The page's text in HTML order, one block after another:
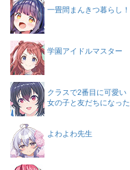
一畳間まんきつ暮らし！
学園アイドルマスター
クラスで2番目に可愛い
女の子と友だちになった
よわよわ先生